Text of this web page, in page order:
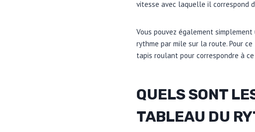
vitesse avec laquelle il correspond
Vous pouvez également
rythme par mile sur la route. Pour
tapis roulant pour correspondre à
QUELS SONT
TABLEAU DU